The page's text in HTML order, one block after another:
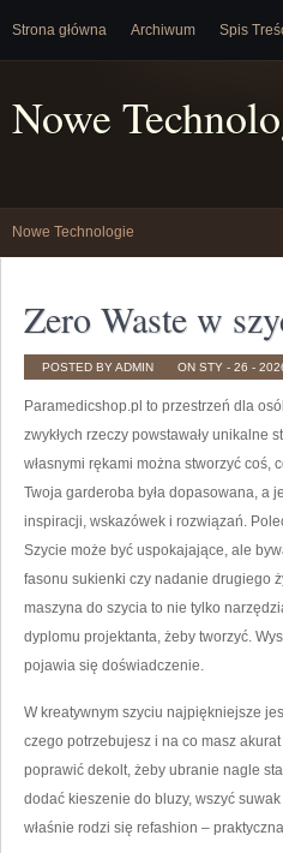
Strona główna Archiwum Spis
Nowe
Nowe Technologie
Zero Waste w
POSTED BY ADMIN ON STY - 26 -
Paramedicshop.pl to przestrzeń dla
zwykłych rzeczy powstawały unikalne
własnymi rękami można stworzyć
Twoja garderoba była dopasowana, a
inspiracji, wskazówek i rozwiązań.
Szycie może być uspokajające, ale
fasonu sukienki czy nadanie drugiego
maszyna do szycia to nie tylko
dyplomu projektanta, żeby tworzyć.
pojawia się doświadczenie.
W kreatywnym szyciu najpiękniejsze
czego potrzebujesz i na co masz
poprawić dekolt, żeby ubranie nagle
dodać kieszenie do bluzy, wszyć
właśnie rodzi się refashion –